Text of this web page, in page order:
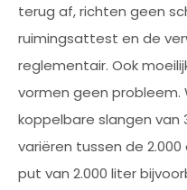
terug af, richten geen
ruimingsattest en de
reglementair. Ook
vormen geen probleem.
koppelbare slangen van
variëren tussen de
put van 2.000 liter